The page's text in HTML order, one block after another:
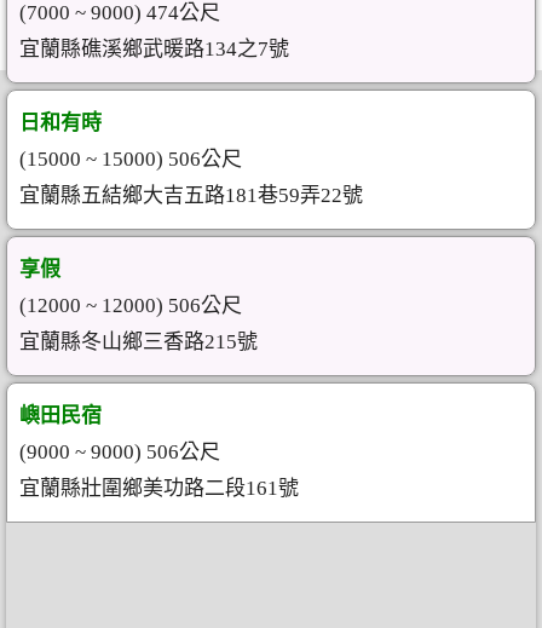
(7000 ~ 9000) 474公尺
宜蘭縣礁溪鄉武暖路134之7號
日和有時
(15000 ~ 15000) 506公尺
宜蘭縣五結鄉大吉五路181巷59弄22號
享假
(12000 ~ 12000) 506公尺
宜蘭縣冬山鄉三香路215號
嶼田民宿
(9000 ~ 9000) 506公尺
宜蘭縣壯圍鄉美功路二段161號